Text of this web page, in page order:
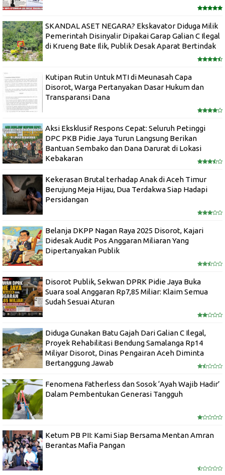
SKANDAL ASET NEGARA? Ekskavator Diduga Milik
Pemerintah Disinyalir Dipakai Garap Galian C Ilegal
di Krueng Bate Ilik, Publik Desak Aparat Bertindak
Kutipan Rutin Untuk MTI di Meunasah Capa
Disorot, Warga Pertanyakan Dasar Hukum dan
Transparansi Dana
Aksi Eksklusif Respons Cepat: Seluruh Petinggi
DPC PKB Pidie Jaya Turun Langsung Berikan
Bantuan Sembako dan Dana Darurat di Lokasi
Kebakaran
Kekerasan Brutal terhadap Anak di Aceh Timur
Berujung Meja Hijau, Dua Terdakwa Siap Hadapi
Persidangan
Belanja DKPP Nagan Raya 2025 Disorot, Kajari
Didesak Audit Pos Anggaran Miliaran Yang
Dipertanyakan Publik
Disorot Publik, Sekwan DPRK Pidie Jaya Buka
Suara soal Anggaran Rp7,85 Miliar: Klaim Semua
Sudah Sesuai Aturan
Diduga Gunakan Batu Gajah Dari Galian C Ilegal,
Proyek Rehabilitasi Bendung Samalanga Rp14
Miliyar Disorot, Dinas Pengairan Aceh Diminta
Bertanggung Jawab
Fenomena Fatherless dan Sosok ‘Ayah Wajib Hadir’
Dalam Pembentukan Generasi Tangguh
Ketum PB PII: Kami Siap Bersama Mentan Amran
Berantas Mafia Pangan